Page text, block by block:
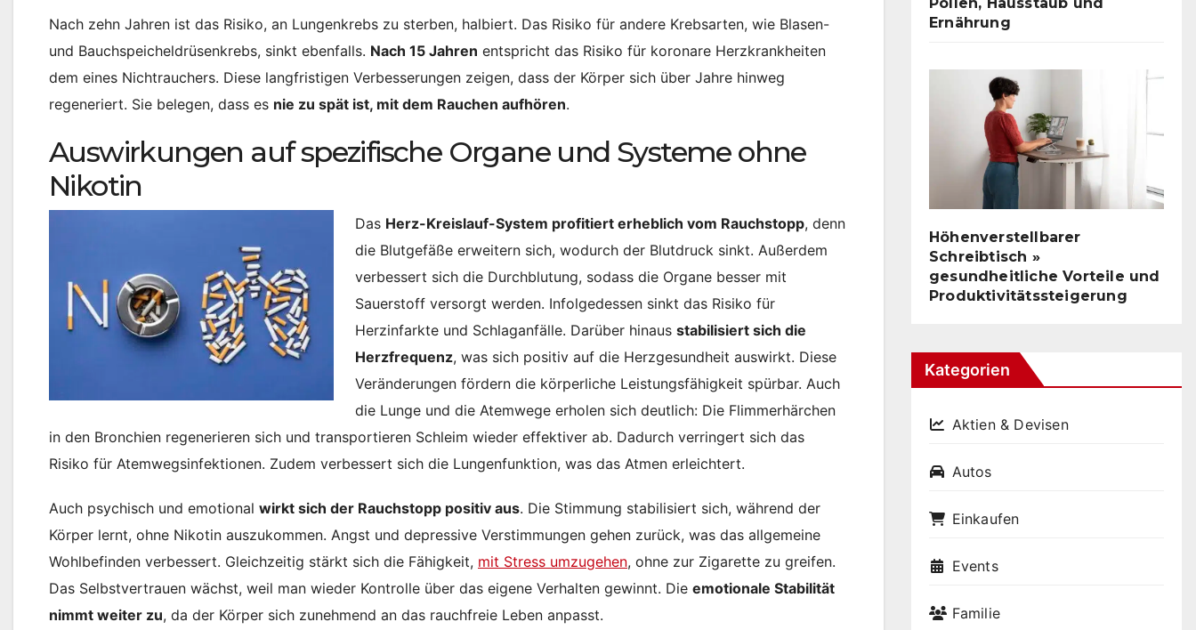
Nach zehn Jahren ist das Risiko, an Lungenkrebs zu sterben, halbiert. Das Risiko für andere Krebsarten, wie Blasen-
und Bauchspeicheldrüsenkrebs, sinkt ebenfalls. Nach 15 Jahren entspricht das Risiko für koronare Herzkrankheiten
dem eines Nichtrauchers. Diese langfristigen Verbesserungen zeigen, dass der Körper sich über Jahre hinweg
regeneriert. Sie belegen, dass es nie zu spät ist, mit dem Rauchen aufhören.
Auswirkungen auf spezifische Organe und Systeme ohne
Nikotin
Das Herz-Kreislauf-System profitiert erheblich vom Rauchstopp, denn
die Blutgefäße erweitern sich, wodurch der Blutdruck sinkt. Außerdem
verbessert sich die Durchblutung, sodass die Organe besser mit
Sauerstoff versorgt werden. Infolgedessen sinkt das Risiko für
Herzinfarkte und Schlaganfälle. Darüber hinaus stabilisiert sich die
Herzfrequenz, was sich positiv auf die Herzgesundheit auswirkt. Diese
Veränderungen fördern die körperliche Leistungsfähigkeit spürbar. Auch
die Lunge und die Atemwege erholen sich deutlich: Die Flimmerhärchen
in den Bronchien regenerieren sich und transportieren Schleim wieder effektiver ab. Dadurch verringert sich das
Risiko für Atemwegsinfektionen. Zudem verbessert sich die Lungenfunktion, was das Atmen erleichtert.
Auch psychisch und emotional wirkt sich der Rauchstopp positiv aus. Die Stimmung stabilisiert sich, während der
Körper lernt, ohne Nikotin auszukommen. Angst und depressive Verstimmungen gehen zurück, was das allgemeine
Wohlbefinden verbessert. Gleichzeitig stärkt sich die Fähigkeit, mit Stress umzugehen, ohne zur Zigarette zu greifen.
Das Selbstvertrauen wächst, weil man wieder Kontrolle über das eigene Verhalten gewinnt. Die emotionale Stabilität
nimmt weiter zu, da der Körper sich zunehmend an das rauchfreie Leben anpasst.
Ernährung
Höhenverstellbarer
Schreibtisch »
gesundheitliche Vorteile und
Produktivitätssteigerung
Kategorien
Aktien & Devisen
Autos
Einkaufen
Events
Familie